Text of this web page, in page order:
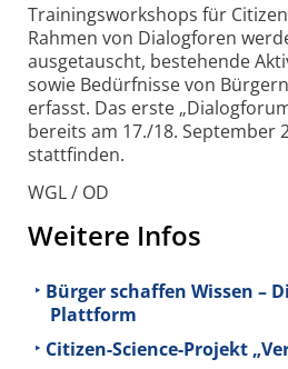
Trainingsworkshops für
Rahmen von Dialogforen
ausgetauscht, bestehende
sowie Bedürfnisse von
erfasst. Das erste
bereits am 17./18. September
stattfinden.
WGL / OD
Weitere Infos
Bürger schaffen Wissen –
Plattform
Citizen-Science-Projekt